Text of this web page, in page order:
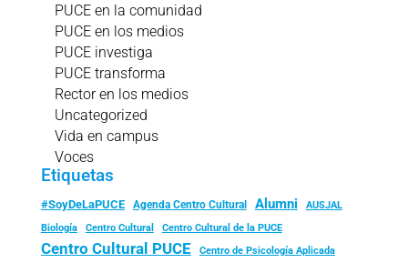
PUCE en la comunidad
PUCE en los medios
PUCE investiga
PUCE transforma
Rector en los medios
Uncategorized
Vida en campus
Voces
Etiquetas
#SoyDeLaPUCE Agenda Centro Cultural Alumni
AUSJAL
Biología
Centro Cultural Centro Cultural de la PUCE
Centro Cultural PUCE Centro de Psicología Aplicada